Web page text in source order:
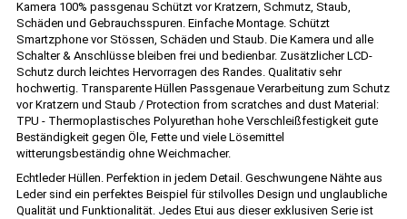
Kamera 100% passgenau Schützt vor Kratzern, Schmutz, Staub,
Schäden und Gebrauchsspuren. Einfache Montage. Schützt
Smartzphone vor Stössen, Schäden und Staub. Die Kamera und alle
Schalter & Anschlüsse bleiben frei und bedienbar. Zusätzlicher LCD-
Schutz durch leichtes Hervorragen des Randes. Qualitativ sehr
hochwertig. Transparente Hüllen Passgenaue Verarbeitung zum Schutz
vor Kratzern und Staub / Protection from scratches and dust Material:
TPU - Thermoplastisches Polyurethan hohe Verschleißfestigkeit gute
Beständigkeit gegen Öle, Fette und viele Lösemittel
witterungsbeständig ohne Weichmacher.
Echtleder Hüllen. Perfektion in jedem Detail. Geschwungene Nähte aus
Leder sind ein perfektes Beispiel für stilvolles Design und unglaubliche
Qualität und Funktionalität. Jedes Etui aus dieser exklusiven Serie ist